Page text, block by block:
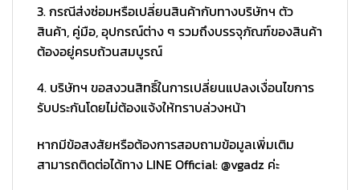
3. กรณีส่งซ่อมหรือเปลี่ยนสินค้ากับทางบริษัทฯ ตัว
สินค้า, คู่มือ, อุปกรณ์ต่าง ๆ รวมถึงบรรจุภัณฑ์ของสินค้า
ต้องอยู่ครบถ้วนสมบูรณ์
4. บริษัทฯ ขอสงวนสิทธิ์ในการเปลี่ยนแปลงเงื่อนไขการ
รับประกันโดยไม่ต้องแจ้งให้ทราบล่วงหน้า
หากมีข้อสงสัยหรือต้องการสอบถามข้อมูลเพิ่มเติม
สามารถติดต่อได้ทาง LINE Official: @vgadz ค่ะ